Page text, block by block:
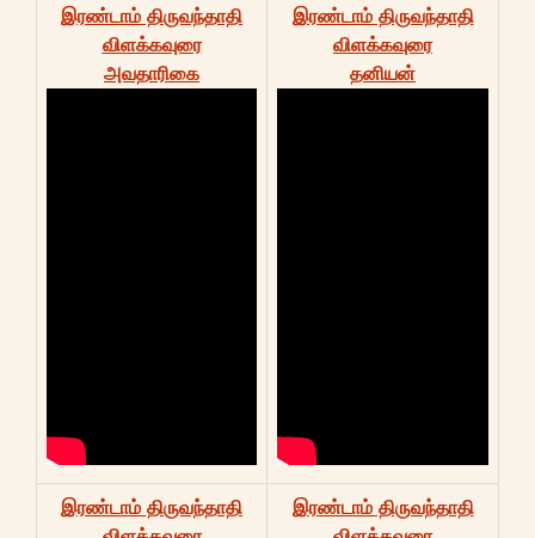
இரண்டாம் திருவந்தாதி
விளக்கவுரை
அவதாரிகை
இரண்டாம் திருவந்தாதி
விளக்கவுரை
தனியன்
இரண்டாம் திருவந்தாதி
இரண்டாம் திருவந்தாதி